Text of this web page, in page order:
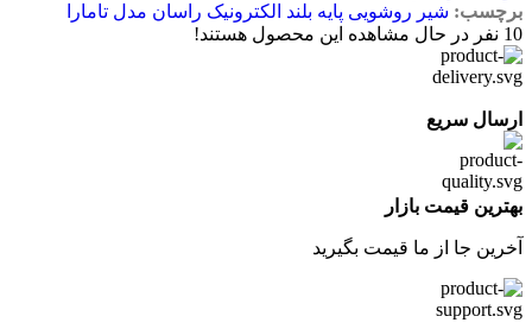
برچسب: شیر روشویی پایه بلند الکترونیک راسان مدل تامارا
10 نفر در حال مشاهده این محصول هستند!
ارسال سریع
بهترین قیمت بازار
آخرین جا از ما قیمت بگیرید